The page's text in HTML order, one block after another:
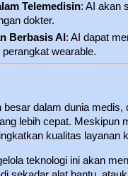
Telemedisin: AI akan
dokter.
Berbasis AI : AI dapat
wearable.
dalam dunia medis,
lebih cepat. Meskipun
kualitas layanan
teknologi ini akan